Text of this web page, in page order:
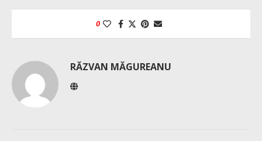
0
RĂZVAN MĂGUREANU